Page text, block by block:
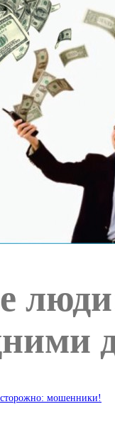
мошенники!